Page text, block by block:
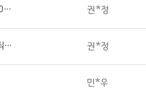
약사,임상병리사(육아휴직대체) 서류전형 합격자 면접일정 안내(제2025-27-6, 50호) 권*정
돌봄의료센터(작업치료사),조리(공무직),보건관리자(육아휴직대체),간호사(육아휴직대체)( 채용면접 최... 권*정
민*우